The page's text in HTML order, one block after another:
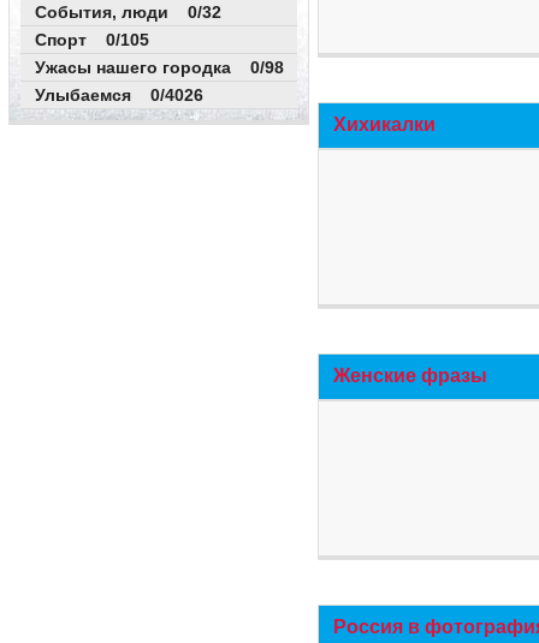
События, люди 0/32
Спорт 0/105
Ужасы нашего городка 0/98
Улыбаемся 0/4026
Хихикалки
Женские фразы
Россия в